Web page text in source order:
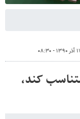
- ۰۸:۳۰
کند،